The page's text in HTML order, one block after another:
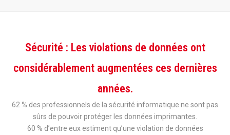
Sécurité : Les violations de données ont
considérablement augmentées ces dernières
années.
62 % des professionnels de la sécurité informatique ne sont pas
sûrs de pouvoir protéger les données imprimantes.
60 % d’entre eux estiment qu’une violation de données